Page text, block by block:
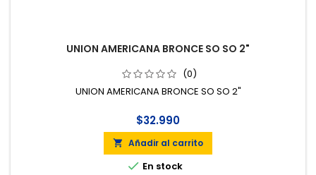
UNION AMERICANA BRONCE SO SO 2"
(0)
UNION AMERICANA BRONCE SO SO 2"
$32.990
 Añadir al carrito
 En stock